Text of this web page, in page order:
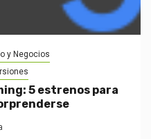
y Negocios
5 estrenos para